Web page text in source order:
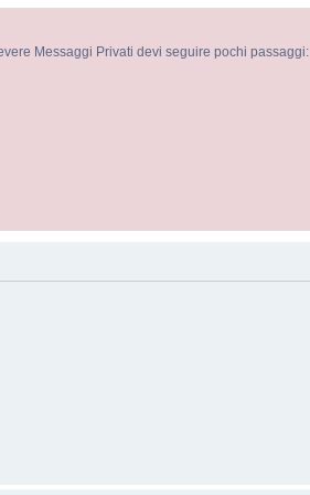
Messaggi Privati devi seguire pochi passaggi: